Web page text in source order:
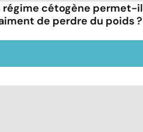
régime cétogène permet-il
de perdre du poids ?